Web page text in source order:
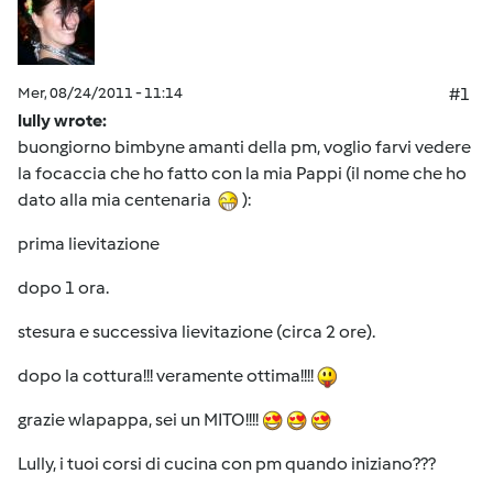
Mer, 08/24/2011 - 11:14
#1
lully wrote:
buongiorno bimbyne amanti della pm, voglio farvi vedere
la focaccia che ho fatto con la mia Pappi (il nome che ho
dato alla mia centenaria
):
prima lievitazione
dopo 1 ora.
stesura e successiva lievitazione (circa 2 ore).
dopo la cottura!!! veramente ottima!!!!
grazie wlapappa, sei un MITO!!!!
Lully, i tuoi corsi di cucina con pm quando iniziano???